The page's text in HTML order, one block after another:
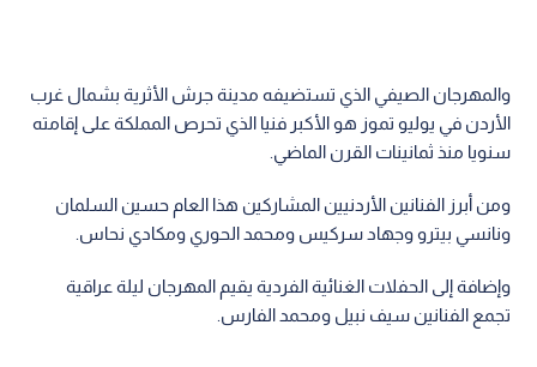
والمهرجان الصيفي الذي تستضيفه مدينة جرش الأثرية بشمال غرب
الأردن في يوليو تموز هو الأكبر فنيا الذي تحرص المملكة على إقامته
سنويا منذ ثمانينات القرن الماضي.
ومن أبرز الفنانين الأردنيين المشاركين هذا العام حسين السلمان
ونانسي بيترو وجهاد سركيس ومحمد الحوري ومكادي نحاس.
وإضافة إلى الحفلات الغنائية الفردية يقيم المهرجان ليلة عراقية
تجمع الفنانين سيف نبيل ومحمد الفارس.